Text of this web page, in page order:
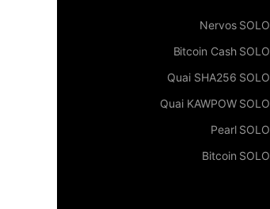
Nervos SOLO
Bitcoin Cash SOLO
Quai SHA256 SOLO
Quai KAWPOW SOLO
Pearl SOLO
Bitcoin SOLO